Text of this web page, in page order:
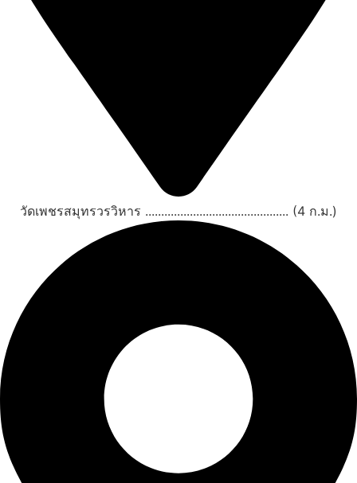
วัดเพชรสมุทรวรวิหาร ............................................. (4 ก.ม.)